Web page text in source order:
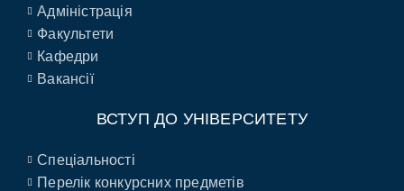
Адміністрація
Факультети
Кафедри
Вакансії
ВСТУП ДО УНІВЕРСИТЕТУ
Спеціальності
Перелік конкурсних предметів